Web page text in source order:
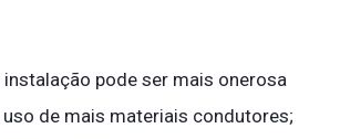
pode ser mais onerosa
de mais materiais condutores;